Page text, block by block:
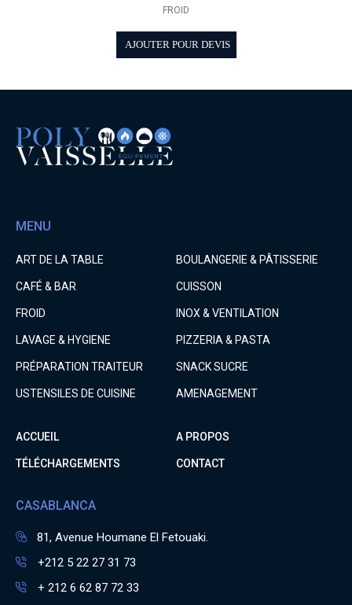
FROID
AJOUTER POUR DEVIS
MENU
ART DE LA TABLE BOULANGERIE & PÂTISSERIE
CAFÉ & BAR CUISSON
FROID INOX & VENTILATION
LAVAGE & HYGIENE PIZZERIA & PASTA
PRÉPARATION TRAITEUR SNACK SUCRE
USTENSILES DE CUISINE AMENAGEMENT
ACCUEIL A PROPOS
TÉLÉCHARGEMENTS CONTACT
CASABLANCA
81, Avenue Houmane El Fetouaki.
+212 5 22 27 31 73
+ 212 6 62 87 72 33